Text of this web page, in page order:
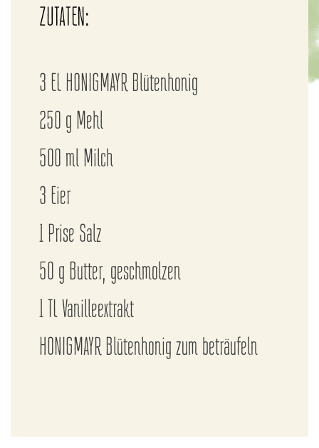
ZUTATEN:
3 EL HONIGMAYR Blütenhonig
250 g Mehl
500 ml Milch
3 Eier
1 Prise Salz
50 g Butter, geschmolzen
1 TL Vanilleextrakt
HONIGMAYR Blütenhonig zum beträufeln